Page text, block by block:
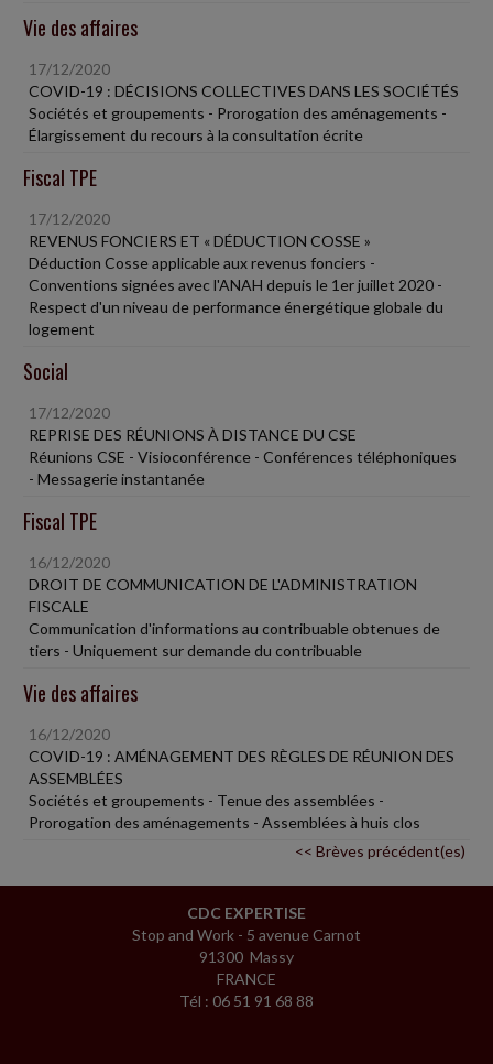
Vie des affaires
17/12/2020
COVID-19 : DÉCISIONS COLLECTIVES DANS LES SOCIÉTÉS
Sociétés et groupements - Prorogation des aménagements -
Élargissement du recours à la consultation écrite
Fiscal TPE
17/12/2020
REVENUS FONCIERS ET « DÉDUCTION COSSE »
Déduction Cosse applicable aux revenus fonciers -
Conventions signées avec l'ANAH depuis le 1er juillet 2020 -
Respect d'un niveau de performance énergétique globale du
logement
Social
17/12/2020
REPRISE DES RÉUNIONS À DISTANCE DU CSE
Réunions CSE - Visioconférence - Conférences téléphoniques
- Messagerie instantanée
Fiscal TPE
16/12/2020
DROIT DE COMMUNICATION DE L'ADMINISTRATION
FISCALE
Communication d'informations au contribuable obtenues de
tiers - Uniquement sur demande du contribuable
Vie des affaires
16/12/2020
COVID-19 : AMÉNAGEMENT DES RÈGLES DE RÉUNION DES
ASSEMBLÉES
Sociétés et groupements - Tenue des assemblées -
Prorogation des aménagements - Assemblées à huis clos
<< Brèves précédent(es)
CDC EXPERTISE
Stop and Work - 5 avenue Carnot
91300 Massy
FRANCE
Tél : 06 51 91 68 88